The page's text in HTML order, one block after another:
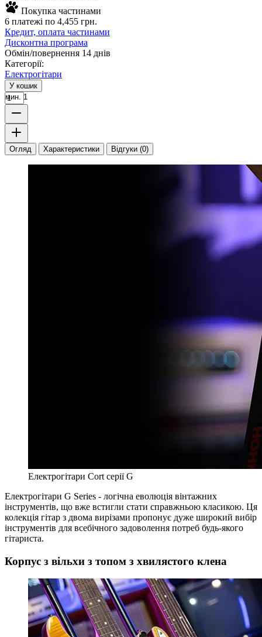
Покупка частинами
6 платежі по 4,455 грн.
Кредит, оплата частинами
Дисконтна програма
Обмін/повернення 14 днів
Категорії:
Електрогітари
У кошик
мин. 1
Огляд Характеристики Відгуки (0)
Електрогітари Cort серії G
Електрогітари G Series - логічна еволюція вінтажних
інструментів, що вже встигли стати справжньою класикою. Ця
колекція гітар з двома вирізами пропонує дуже широкий вибір
інструментів для всебічного задоволення потреб будь-якого
гітариста.
Корпус з вільхи з топом з хвилястого клена